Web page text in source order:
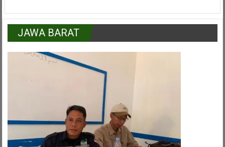
Gea,Anggota
DPR
Dalam
JAWA BARAT